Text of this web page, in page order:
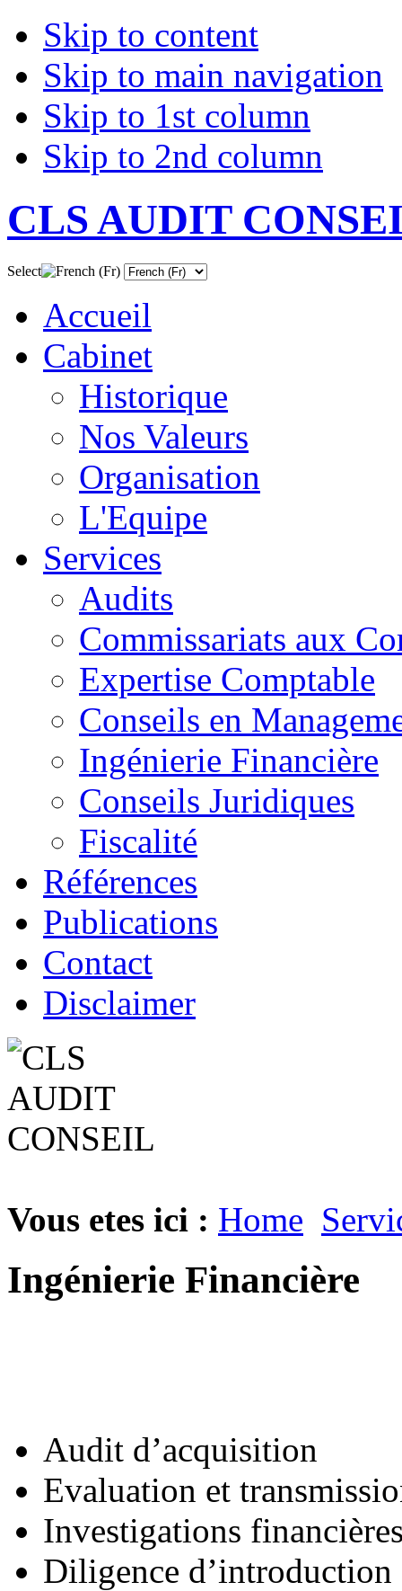
Skip to content
Skip to main navigation
Skip to 1st column
Skip to 2nd column
CLS AUDIT
Select
Accueil
Cabinet
Historique
Nos Valeurs
Organisation
L'Equipe
Services
Audits
Commissariats aux
Expertise Comptable
Conseils en
Ingénierie Financière
Conseils Juridiques
Fiscalité
Références
Publications
Contact
Disclaimer
Vous etes ici : Home
Ingénierie Financière
Audit d’acquisition
Evaluation et
Investigations
Diligence d’introduction